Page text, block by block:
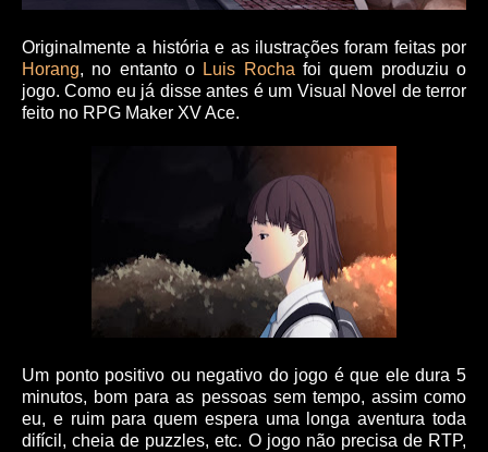
Originalmente a história e as ilustrações foram feitas por
Horang, no entanto o Luis Rocha foi quem produziu o
jogo. Como eu já disse antes é um Visual Novel de terror
feito no RPG Maker XV Ace.
Um ponto positivo ou negativo do jogo é que ele dura 5
minutos, bom para as pessoas sem tempo, assim como
eu, e ruim para quem espera uma longa aventura toda
difícil, cheia de puzzles, etc. O jogo não precisa de RTP,